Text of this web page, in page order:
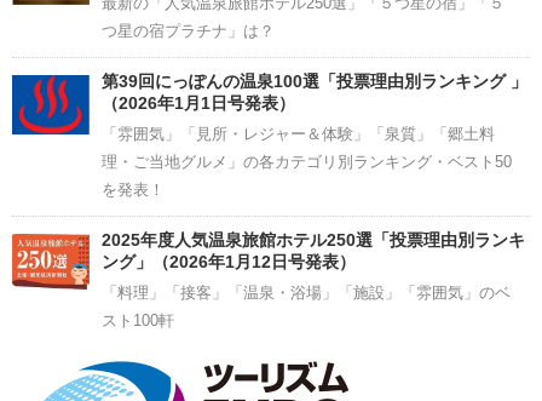
つ星の宿プラチナ」は？
第39回にっぽんの温泉100選「投票理由別ランキング 」
（2026年1月1日号発表）
「雰囲気」「見所・レジャー＆体験」「泉質」「郷土料
理・ご当地グルメ」の各カテゴリ別ランキング・ベスト50
を発表！
2025年度人気温泉旅館ホテル250選「投票理由別ランキ
ング」（2026年1月12日号発表）
「料理」「接客」「温泉・浴場」「施設」「雰囲気」のベ
スト100軒